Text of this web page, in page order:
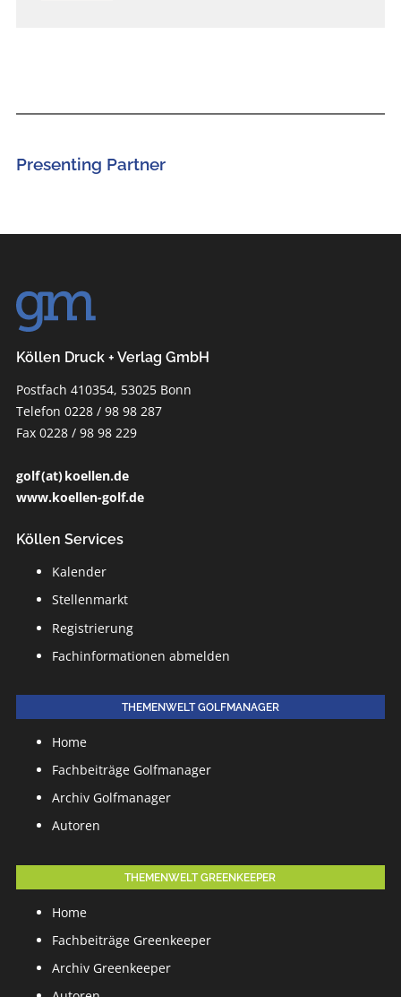
Presenting Partner
Köllen Druck + Verlag GmbH
Postfach 410354, 53025 Bonn
Telefon 0228 / 98 98 287
Fax 0228 / 98 98 229
golf (at) koellen.de
www.koellen-golf.de
Köllen Services
Kalender
Stellenmarkt
Registrierung
Fachinformationen abmelden
THEMENWELT GOLFMANAGER
Home
Fachbeiträge Golfmanager
Archiv Golfmanager
Autoren
THEMENWELT GREENKEEPER
Home
Fachbeiträge Greenkeeper
Archiv Greenkeeper